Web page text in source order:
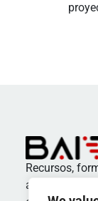
Recursos,
adopción de